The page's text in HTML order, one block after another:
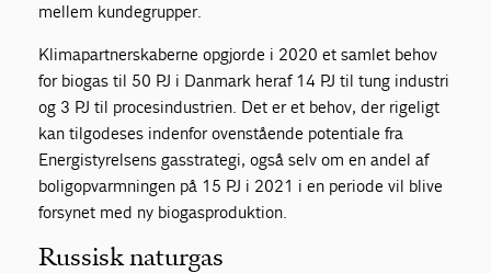
mellem kundegrupper.
Klimapartnerskaberne opgjorde i 2020 et samlet behov
for biogas til 50 PJ i Danmark heraf 14 PJ til tung industri
og 3 PJ til procesindustrien. Det er et behov, der rigeligt
kan tilgodeses indenfor ovenstående potentiale fra
Energistyrelsens gasstrategi, også selv om en andel af
boligopvarmningen på 15 PJ i 2021 i en periode vil blive
forsynet med ny biogasproduktion.
Russisk naturgas